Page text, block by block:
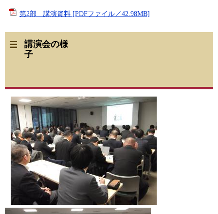
第2部 講演資料 [PDFファイル／42.98MB]
講演会の様
子